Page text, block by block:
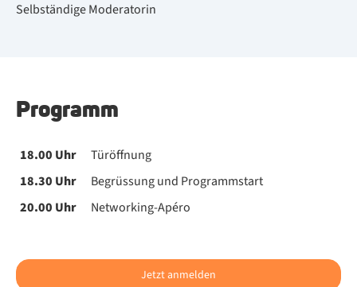
Selbständige Moderatorin
Pro­gramm
18.00 Uhr​
Türöffnung
18.30 Uhr​
Begrüssung und Programmstart
20.00 Uhr​
Networking-Apéro
Jetzt anmelden